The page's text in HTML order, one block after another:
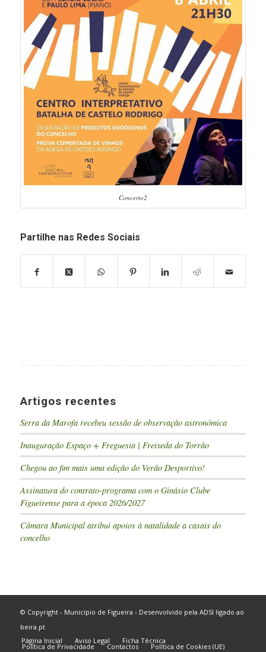
Concerto2
Partilhe nas Redes Sociais
Artigos recentes
Serra da Marofa recebeu sessão de observação astronómica
Inauguração Espaço + Freguesia | Freixeda do Torrão
Chegou ao fim mais uma edição do Verão Desportivo!
Assinatura do contrato-programa com o Ginásio Clube
Figueirense para a época 2026/2027
Câmara Municipal atribui apoios à natalidade a casais do
concelho
© Copyright - Município de Figueira - Desenvolvido pela ADSI ligado ao
beira.pt
Página Inicial
Aviso Legal Ficha Técnica
Política de Privacidade Contactos Política de Cookies (UE)